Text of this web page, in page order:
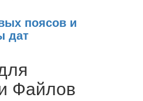
поясов и
дат
Файлов